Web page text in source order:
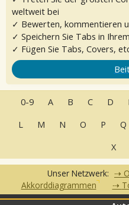
weltweit bei
✓ Bewerten, kommentieren
✓ Speichern Sie Tabs in
✓ Fügen Sie Tabs, Covers,
0-9 A B C D
L
M N O P Q
X
Unser Netzwerk:
Akkorddiagrammen